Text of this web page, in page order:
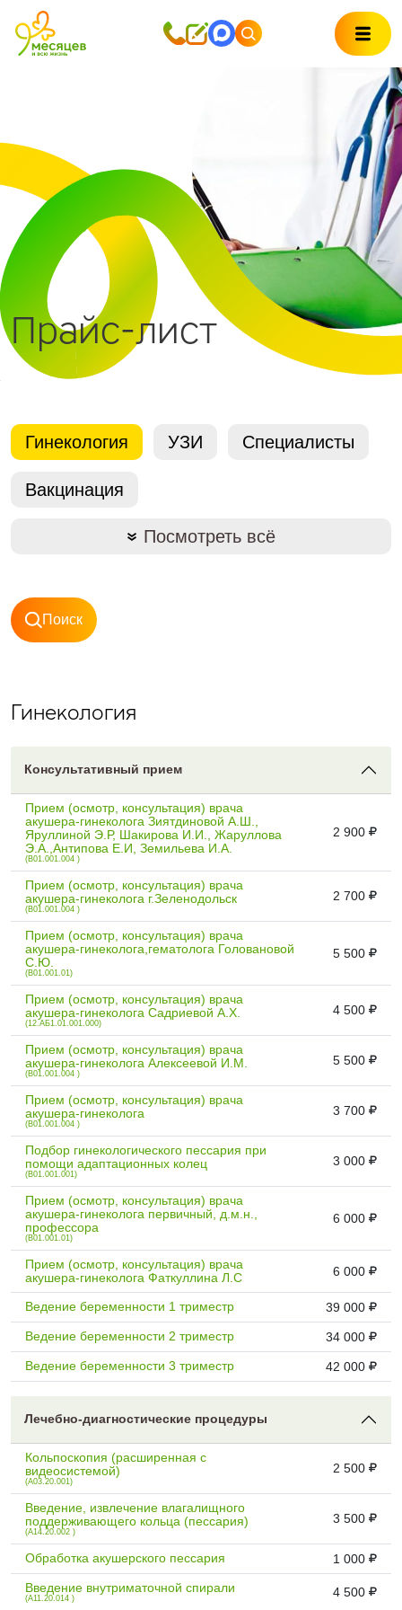
Прайс-лист
Гинекология УЗИ Специалисты
Вакцинация
Посмотреть всё
Поиск
Гинекология
Консультативный прием
Прием (осмотр, консультация) врача
акушера-гинеколога Зиятдиновой А.Ш.,
Яруллиной Э.Р, Шакирова И.И., Жаруллова
Э.А.,Антипова Е.И, Земильева И.А.
(B01.001.004 )
2 900
Прием (осмотр, консультация) врача
акушера-гинеколога г.Зеленодольск
(B01.001.004 )
2 700
Прием (осмотр, консультация) врача
акушера-гинеколога,гематолога Головановой
С.Ю.
(B01.001.01)
5 500
Прием (осмотр, консультация) врача
акушера-гинеколога Садриевой А.Х.
(12.АБ1.01.001.000)
4 500
Прием (осмотр, консультация) врача
акушера-гинеколога Алексеевой И.М.
(B01.001.004 )
5 500
Прием (осмотр, консультация) врача
акушера-гинеколога
(B01.001.004 )
3 700
Подбор гинекологического пессария при
помощи адаптационных колец
(B01.001.001)
3 000
Прием (осмотр, консультация) врача
акушера-гинеколога первичный, д.м.н.,
профессора
(B01.001.01)
6 000
Прием (осмотр, консультация) врача
акушера-гинеколога Фаткуллина Л.С
6 000
Ведение беременности 1 триместр
39 000
Ведение беременности 2 триместр
34 000
Ведение беременности 3 триместр
42 000
Лечебно-диагностические процедуры
Кольпоскопия (расширенная с
видеосистемой)
(A03.20.001)
2 500
Введение, извлечение влагалищного
поддерживающего кольца (пессария)
(A14.20.002 )
3 500
Обработка акушерского пессария
1 000
Введение внутриматочной спирали
(A11.20.014 ) 4 500